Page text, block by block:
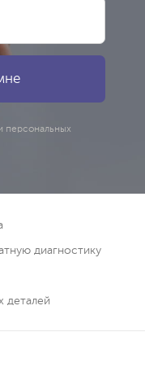
персональных
диагностику
деталей